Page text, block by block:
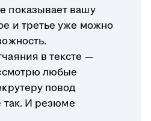
показывает вашу
и третье уже можно
в тексте —
любые
повод
так. И резюме